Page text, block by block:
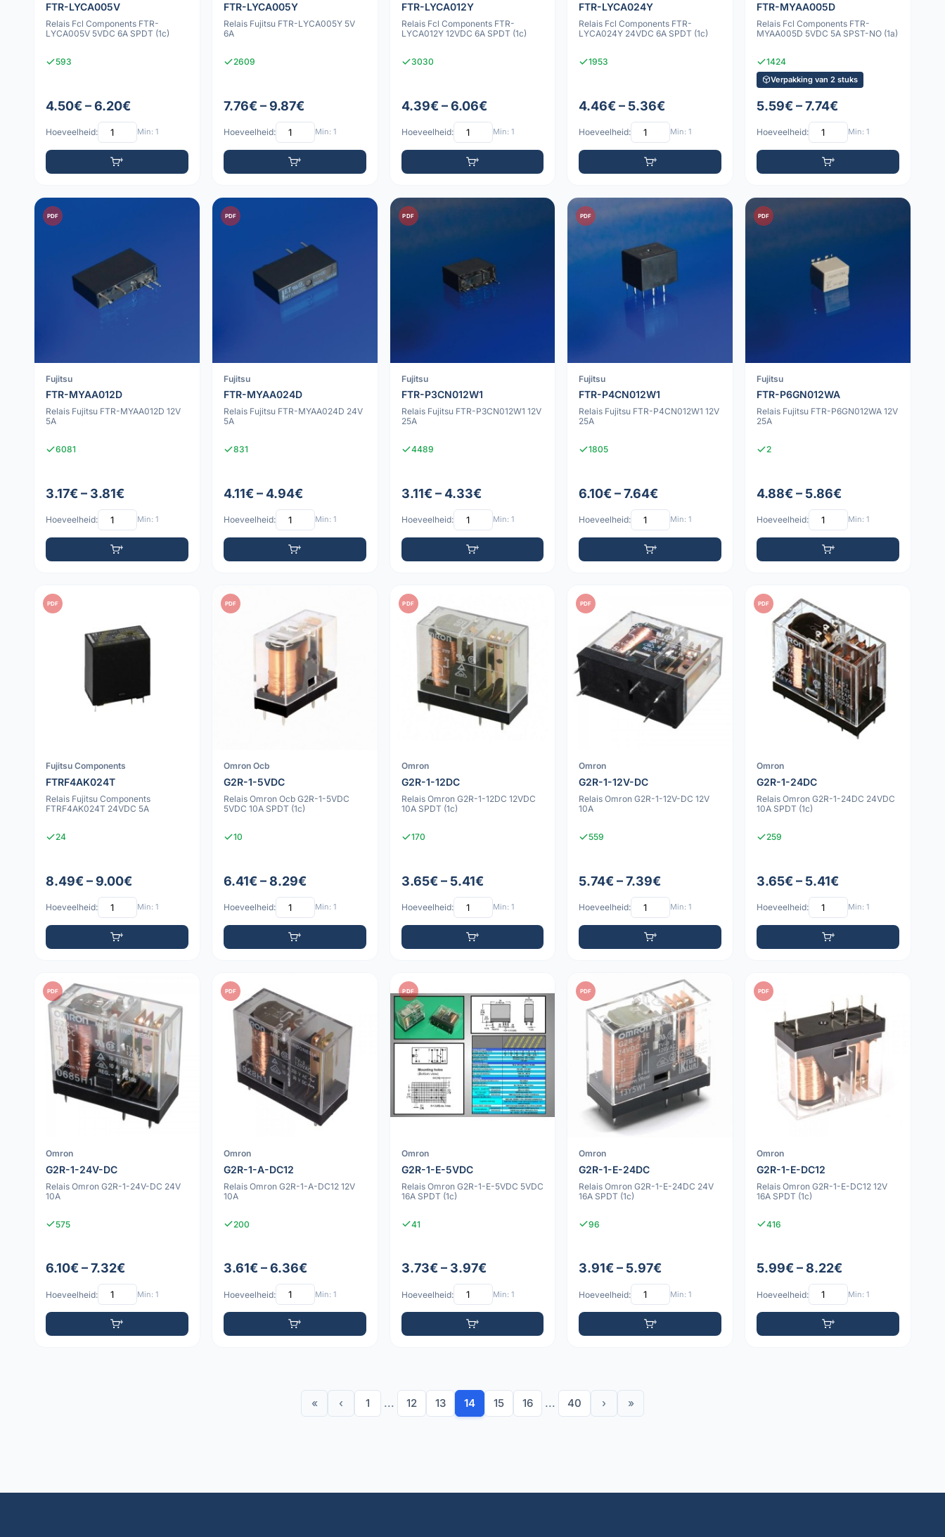
FTR-LYCA005V
Relais Fcl Components FTR-
LYCA005V 5VDC 6A SPDT (1c)
593
4.50€ – 6.20€
Hoeveelheid: Min: 1
FTR-LYCA005Y
Relais Fujitsu FTR-LYCA005Y 5V
6A
2609
7.76€ – 9.87€
Hoeveelheid: Min: 1
FTR-LYCA012Y
Relais Fcl Components FTR-
LYCA012Y 12VDC 6A SPDT (1c)
3030
4.39€ – 6.06€
Hoeveelheid: Min: 1
FTR-LYCA024Y
Relais Fcl Components FTR-
LYCA024Y 24VDC 6A SPDT (1c)
1953
4.46€ – 5.36€
Hoeveelheid: Min: 1
FTR-MYAA005D
Relais Fcl Components FTR-
MYAA005D 5VDC 5A SPST-NO (1a)
1424
Verpakking van 2 stuks
5.59€ – 7.74€
Hoeveelheid: Min: 1
PDF
Fujitsu
FTR-MYAA012D
Relais Fujitsu FTR-MYAA012D 12V
5A
6081
3.17€ – 3.81€
Hoeveelheid: Min: 1
PDF
Fujitsu
FTR-MYAA024D
Relais Fujitsu FTR-MYAA024D 24V
5A
831
4.11€ – 4.94€
Hoeveelheid: Min: 1
PDF
Fujitsu
FTR-P3CN012W1
Relais Fujitsu FTR-P3CN012W1 12V
25A
4489
3.11€ – 4.33€
Hoeveelheid: Min: 1
PDF
Fujitsu
FTR-P4CN012W1
Relais Fujitsu FTR-P4CN012W1 12V
25A
1805
6.10€ – 7.64€
Hoeveelheid: Min: 1
PDF
Fujitsu
FTR-P6GN012WA
Relais Fujitsu FTR-P6GN012WA 12V
25A
2
4.88€ – 5.86€
Hoeveelheid: Min: 1
PDF
Fujitsu Components
FTRF4AK024T
Relais Fujitsu Components
FTRF4AK024T 24VDC 5A
24
8.49€ – 9.00€
Hoeveelheid: Min: 1
PDF
Omron Ocb
G2R-1-5VDC
Relais Omron Ocb G2R-1-5VDC
5VDC 10A SPDT (1c)
10
6.41€ – 8.29€
Hoeveelheid: Min: 1
PDF
Omron
G2R-1-12DC
Relais Omron G2R-1-12DC 12VDC
10A SPDT (1c)
170
3.65€ – 5.41€
Hoeveelheid: Min: 1
PDF
Omron
G2R-1-12V-DC
Relais Omron G2R-1-12V-DC 12V
10A
559
5.74€ – 7.39€
Hoeveelheid: Min: 1
PDF
Omron
G2R-1-24DC
Relais Omron G2R-1-24DC 24VDC
10A SPDT (1c)
259
3.65€ – 5.41€
Hoeveelheid: Min: 1
PDF
Omron
G2R-1-24V-DC
Relais Omron G2R-1-24V-DC 24V
10A
575
6.10€ – 7.32€
Hoeveelheid: Min: 1
PDF
Omron
G2R-1-A-DC12
Relais Omron G2R-1-A-DC12 12V
10A
200
3.61€ – 6.36€
Hoeveelheid: Min: 1
PDF
Omron
G2R-1-E-5VDC
Relais Omron G2R-1-E-5VDC 5VDC
16A SPDT (1c)
41
3.73€ – 3.97€
Hoeveelheid: Min: 1
PDF
Omron
G2R-1-E-24DC
Relais Omron G2R-1-E-24DC 24V
16A SPDT (1c)
96
3.91€ – 5.97€
Hoeveelheid: Min: 1
PDF
Omron
G2R-1-E-DC12
Relais Omron G2R-1-E-DC12 12V
16A SPDT (1c)
416
5.99€ – 8.22€
Hoeveelheid: Min: 1
« ‹ 1 ... 12 13 14 15 16 ... 40 › »